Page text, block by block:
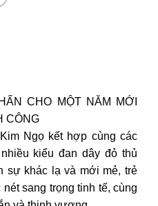
CHO MỘT NĂM MỚI
CÔNG
Ngọ kết hợp cùng các
kiểu đan dây đỏ thủ
sự khác lạ và mới mẻ, trẻ
sang trọng tinh tế, cùng